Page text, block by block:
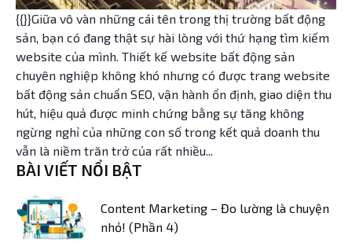
{{}}Giữa vô vàn những cái tên trong thị trường bất động
sản, bạn có đang thật sự hài lòng với thứ hạng tìm kiếm
website của mình. Thiết kế website bất động sản
chuyên nghiệp không khó nhưng có được trang website
bất động sản chuẩn SEO, vận hành ổn định, giao diện thu
hút, hiệu quả được minh chứng bằng sự tăng không
ngừng nghỉ của những con số trong kết quả doanh thu
vẫn là niềm trăn trở của rất nhiều...
BÀI VIẾT NỔI BẬT
Content Marketing – Đo lường là chuyện
nhỏ! (Phần 4)